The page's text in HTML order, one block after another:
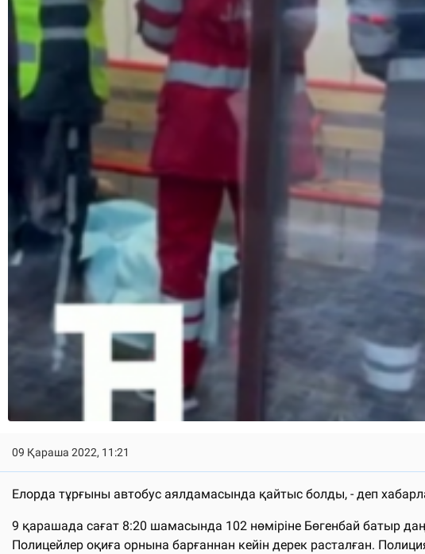
09 Қараша 2022, 11:21
Елорда тұрғыны автобус аялдамасында қайтыс болды, - деп
9 қарашада сағат 8:20 шамасында 102 нөміріне Бөгенбай батыр
Полицейлер оқиға орнына барғаннан кейін дерек расталған.